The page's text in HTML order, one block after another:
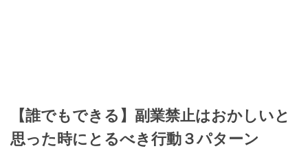
【誰でもできる】副業禁止はおかしいと
思った時にとるべき行動３パターン